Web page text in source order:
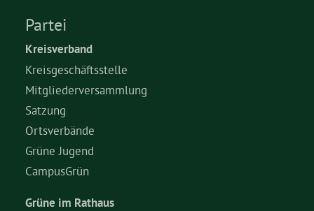
Partei
Kreisverband
Kreisgeschäftsstelle
Mitgliederversammlung
Satzung
Ortsverbände
Grüne Jugend
CampusGrün
Grüne im Rathaus